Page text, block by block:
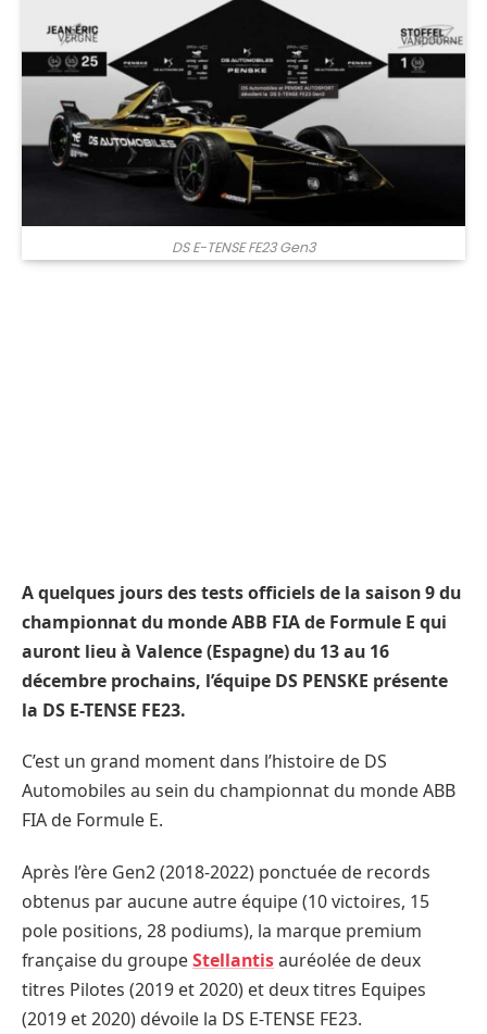
DS E-TENSE FE23 Gen3
A quelques jours des tests officiels de la saison 9 du
championnat du monde ABB FIA de Formule E qui
auront lieu à Valence (Espagne) du 13 au 16
décembre prochains, l’équipe DS PENSKE présente
la DS E-TENSE FE23.
C’est un grand moment dans l’histoire de DS
Automobiles au sein du championnat du monde ABB
FIA de Formule E.
Après l’ère Gen2 (2018-2022) ponctuée de records
obtenus par aucune autre équipe (10 victoires, 15
pole positions, 28 podiums), la marque premium
française du groupeStellantisauréolée de deux
titres Pilotes (2019 et 2020) et deux titres Equipes
(2019 et 2020) dévoile la DS E-TENSE FE23.